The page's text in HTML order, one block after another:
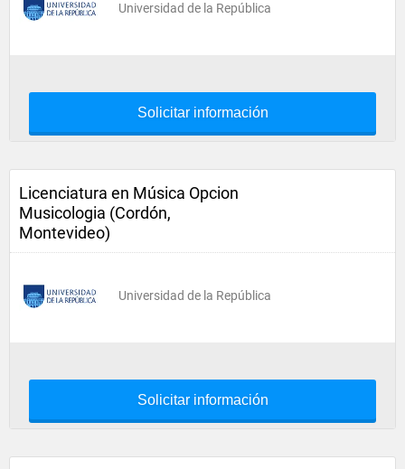
Universidad de la República
Solicitar información
Licenciatura en Música Opcion
Musicologia (Cordón,
Montevideo)
Universidad de la República
Solicitar información